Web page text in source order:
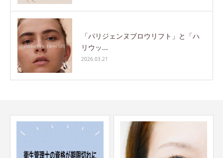
「パリジェンヌブロウリフト」と「ハ
リウッ...
2026.03.21